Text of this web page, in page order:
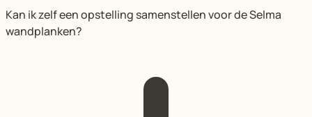
Kan ik zelf een opstelling samenstellen voor de Selma
wandplanken?